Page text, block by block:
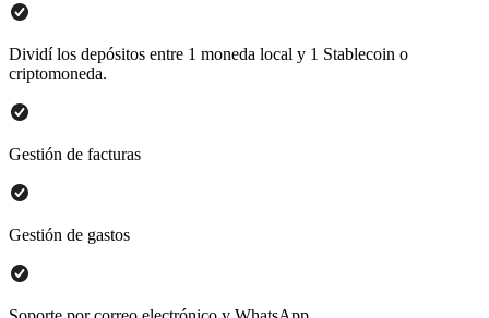
Dividí los depósitos entre 1 moneda local y 1 Stablecoin o
criptomoneda.
Gestión de facturas
Gestión de gastos